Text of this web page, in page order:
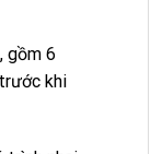
gồm 6
khi